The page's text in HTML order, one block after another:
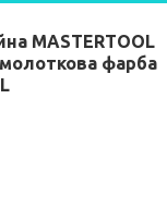
MASTERTOOL
фарба